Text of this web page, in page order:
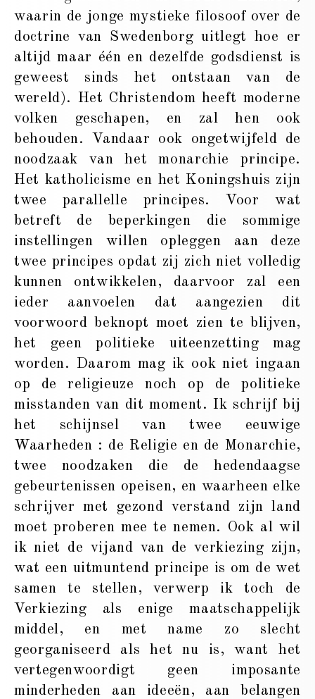
waarin de jonge mystieke filosoof over de
doctrine van Swedenborg uitlegt hoe er
altijd maar één en dezelfde godsdienst is
geweest sinds het ontstaan van de
wereld). Het Christendom heeft moderne
volken geschapen, en zal hen ook
behouden. Vandaar ook ongetwijfeld de
noodzaak van het monarchie principe.
Het katholicisme en het Koningshuis zijn
twee parallelle principes. Voor wat
betreft de beperkingen die sommige
instellingen willen opleggen aan deze
twee principes opdat zij zich niet volledig
kunnen ontwikkelen, daarvoor zal een
ieder aanvoelen dat aangezien dit
voorwoord beknopt moet zien te blijven,
het geen politieke uiteenzetting mag
worden. Daarom mag ik ook niet ingaan
op de religieuze noch op de politieke
misstanden van dit moment. Ik schrijf bij
het schijnsel van twee eeuwige
Waarheden : de Religie en de Monarchie,
twee noodzaken die de hedendaagse
gebeurtenissen opeisen, en waarheen elke
schrijver met gezond verstand zijn land
moet proberen mee te nemen. Ook al wil
ik niet de vijand van de verkiezing zijn,
wat een uitmuntend principe is om de wet
samen te stellen, verwerp ik toch de
Verkiezing als enige maatschappelijk
middel, en met name zo slecht
georganiseerd als het nu is, want het
vertegenwoordigt geen imposante
minderheden aan ideeën, aan belangen